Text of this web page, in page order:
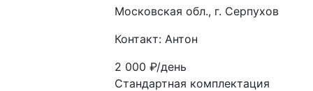
Московская обл., г. Серпухов
Контакт: Антон
2 000₽/день
Стандартная комплектация